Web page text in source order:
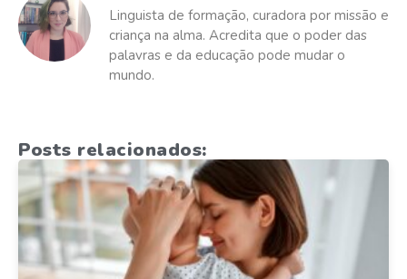
Linguista de formação, curadora por missão e
criança na alma. Acredita que o poder das
palavras e da educação pode mudar o
mundo.
Posts relacionados: